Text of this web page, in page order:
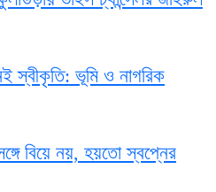
স্বীকৃতি: ভূমি ও নাগরিক
বিয়ে নয়, হয়তো স্বপ্নের